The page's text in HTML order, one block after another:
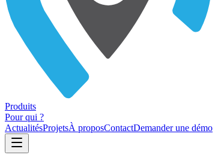
Produits
Pour qui ?
ActualitésProjetsÀ proposContactDemander une démo